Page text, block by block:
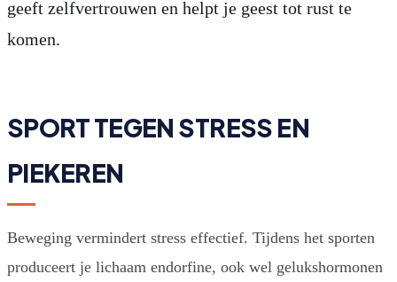
geeft zelfvertrouwen en helpt je geest tot rust te
komen.
SPORT TEGEN STRESS EN
PIEKEREN
Beweging vermindert stress effectief. Tijdens het sporten
produceert je lichaam endorfine, ook wel gelukshormonen